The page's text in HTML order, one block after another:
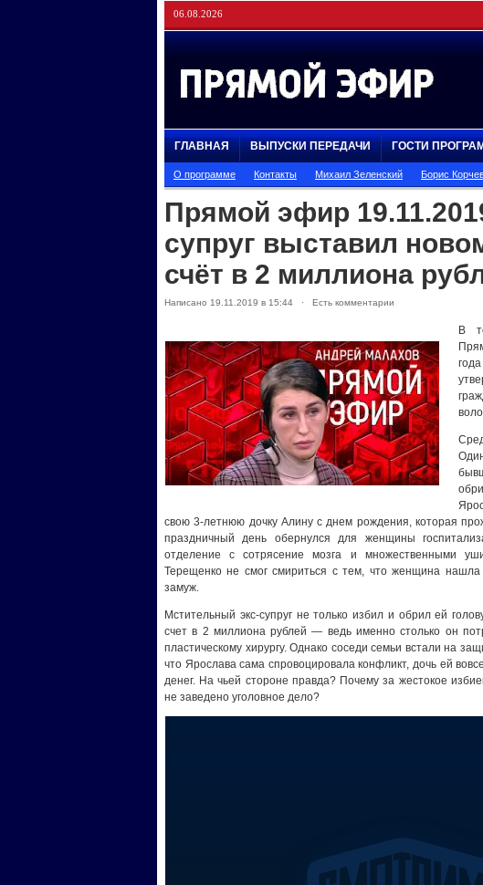
06.08.2026
ГЛАВНАЯ ВЫПУСКИ ПЕРЕДАЧИ ГОСТИ
О программе Контакты Михаил Зеленский Борис
Прямой эфир
супруг выставил
счёт в 2 миллиона
Написано 19.11.2019 в 15:44 · Есть комментарии
В
свою 3-летнюю дочку Алину с днем рождения, которая
праздничный день обернулся для женщины
отделение с сотрясение мозга и множественными
Терещенко не смог смириться с тем, что женщина
замуж.
Мстительный экс-супруг не только избил и обрил ей
счет в 2 миллиона рублей — ведь именно столько он
пластическому хирургу. Однако соседи семьи встали на
что Ярослава сама спровоцировала конфликт, дочь ей
денег. На чьей стороне правда? Почему за жестокое
не заведено уголовное дело?